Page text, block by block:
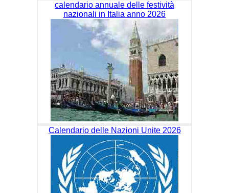
calendario annuale delle festività
nazionali in Italia anno 2026
Calendario delle Nazioni Unite 2026